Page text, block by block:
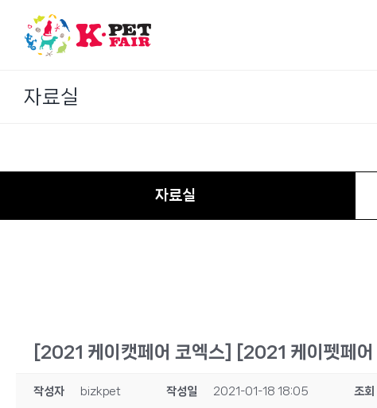
content
자료실
자료실
[2021 케이캣페어 코엑스] [2021 케이펫페
작성자 bizkpet 작성일 2021-01-18 18:05 조회